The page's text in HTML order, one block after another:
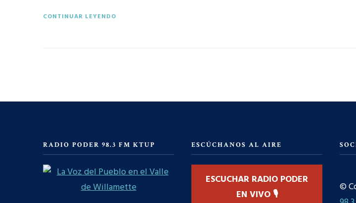
CONTINUAR LEYENDO
RADIO PODER 98.3 FM KTUP ESCÚCHANOS AL AIRE
ESCUCHAR RADIO PODER
EN VIVO 🎙️
©